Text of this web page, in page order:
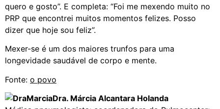
quero e gosto”. E completa: “Foi me mexendo muito no
PRP que encontrei muitos momentos felizes. Posso
dizer que hoje sou feliz”.
Mexer-se é um dos maiores trunfos para uma
longevidade saudável de corpo e mente.
Fonte: o povo
Dra. Márcia Alcantara Holanda